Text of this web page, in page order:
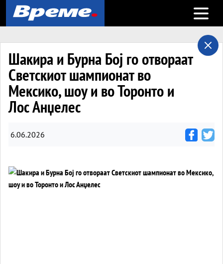
Open
Шакира и Бурна Бој го отвораат
Светскиот шампионат во
Мексико, шоу и во Торонто и
Лос Анџелес
6.06.2026